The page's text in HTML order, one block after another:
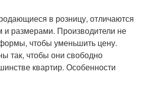
в розницу, отличаются
и размерами. Производители не
чтобы уменьшить цену.
так, чтобы они свободно
квартир. Особенности